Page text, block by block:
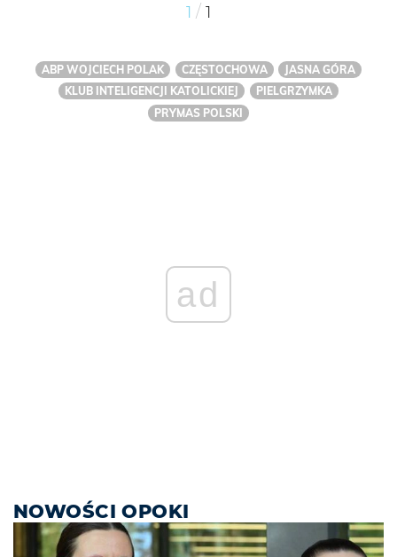
1 / 1
ABP WOJCIECH POLAK CZĘSTOCHOWA
JASNA GÓRA
KLUB INTELIGENCJI KATOLICKIEJ
PIELGRZYMKA
PRYMAS POLSKI
ad
NOWOŚCI OPOKI